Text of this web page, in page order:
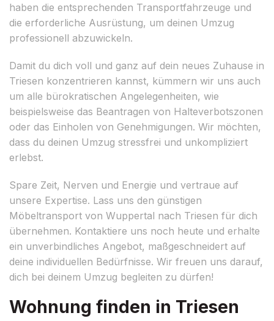
haben die entsprechenden Transportfahrzeuge und
die erforderliche Ausrüstung, um deinen Umzug
professionell abzuwickeln.
Damit du dich voll und ganz auf dein neues Zuhause in
Triesen konzentrieren kannst, kümmern wir uns auch
um alle bürokratischen Angelegenheiten, wie
beispielsweise das Beantragen von Halteverbotszonen
oder das Einholen von Genehmigungen. Wir möchten,
dass du deinen Umzug stressfrei und unkompliziert
erlebst.
Spare Zeit, Nerven und Energie und vertraue auf
unsere Expertise. Lass uns den günstigen
Möbeltransport von Wuppertal nach Triesen für dich
übernehmen. Kontaktiere uns noch heute und erhalte
ein unverbindliches Angebot, maßgeschneidert auf
deine individuellen Bedürfnisse. Wir freuen uns darauf,
dich bei deinem Umzug begleiten zu dürfen!
Wohnung finden in Triesen